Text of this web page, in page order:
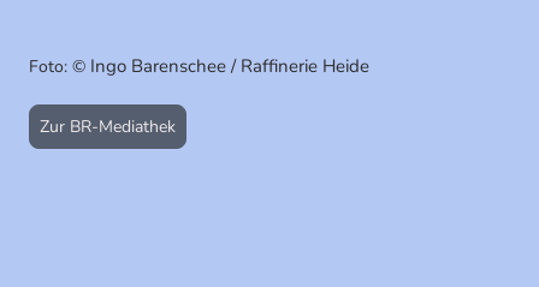
Foto: © Ingo Barenschee / Raffinerie Heide
Zur BR-Mediathek